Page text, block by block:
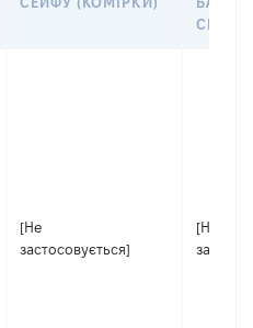
СЕЙФУ
[Не
застосовується]
[Не